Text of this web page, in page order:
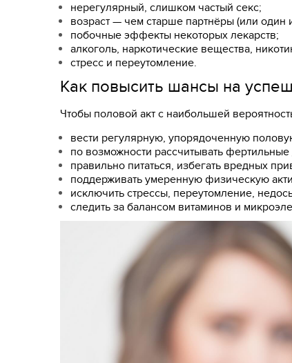
нерегулярный, слишком частый секс;
возраст — чем старше партнёры (или один
побочные эффекты некоторых лекарств;
алкоголь, наркотические вещества,
стресс и переутомление.
Как повысить шансы на
Чтобы половой акт с наибольшей
вести регулярную, упорядоченную
по возможности рассчитывать фертильные
правильно питаться, избегать вредных
поддерживать умеренную физическую
исключить стрессы, переутомление,
следить за балансом витаминов и